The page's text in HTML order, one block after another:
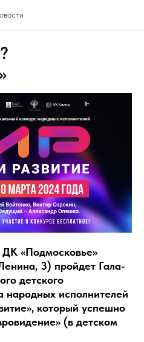
«Подмосковье»
3) пройдет Гала-
детского
народных исполнителей
который успешно
(в детском